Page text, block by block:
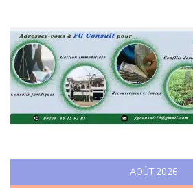
AOÛT 2026